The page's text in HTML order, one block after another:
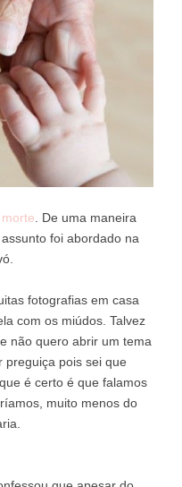
. De uma maneira
foi abordado na
fotografias em casa
com os miúdos. Talvez
não quero abrir um tema
preguiça pois sei que
é certo é que falamos
muito menos do